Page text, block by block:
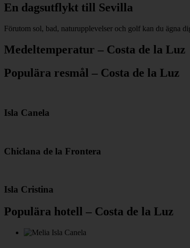
En dagsutflykt till Sevilla
Förutom sol, bad, naturupplevelser och golf kan du ägna
Medeltemperatur – Costa de la Luz
Populära resmål – Costa de la Luz
Isla Canela
Chiclana de la Frontera
Isla Cristina
Populära hotell – Costa de la Luz